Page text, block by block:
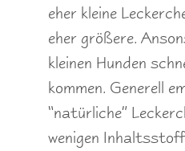
eher kleine
eher größere.
kleinen Hunden
kommen. Generell
“natürliche”
wenigen